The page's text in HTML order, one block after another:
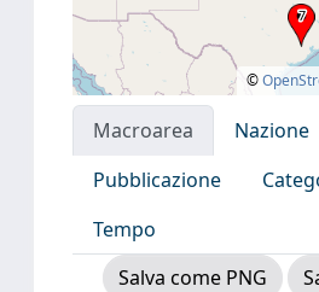
©
Macroarea Nazione
Pubblicazione
Tempo
Salva come PNG